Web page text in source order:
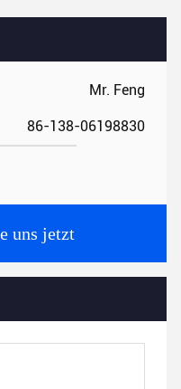
Mr. Feng
86-138-06198830
uns jetzt